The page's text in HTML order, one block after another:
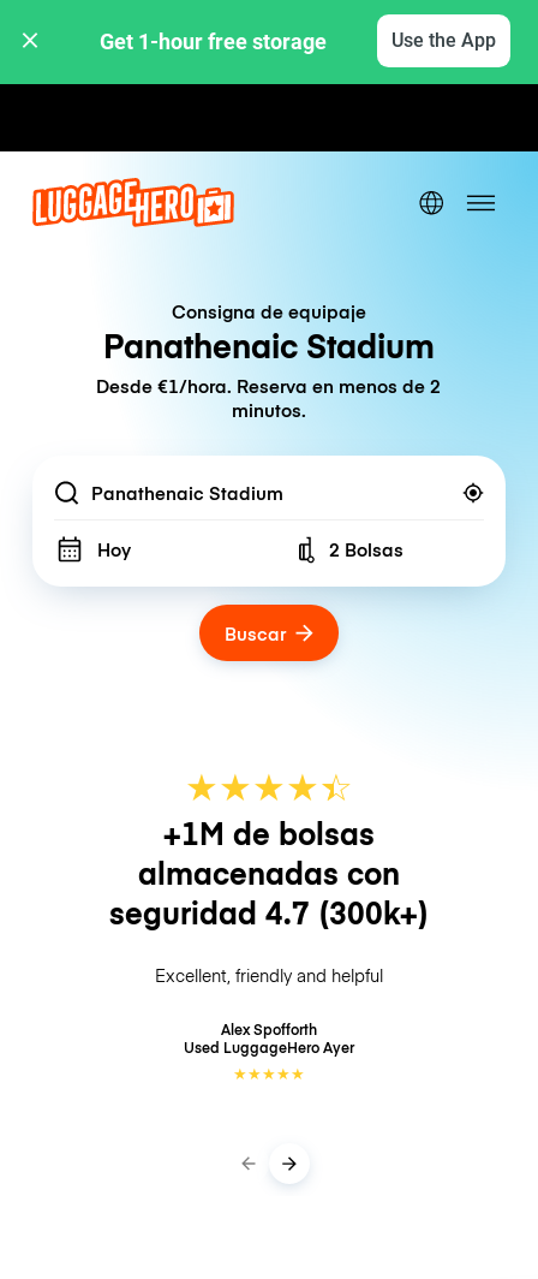
Get 1-hour free storage Use the App
Consigna de equipaje
Panathenaic Stadium
Desde €1/hora. Reserva en menos de 2
minutos.
Location
Hoy Number of bags
2 Bolsas
Buscar
★★★★☆
★
+1M de bolsas
almacenadas con
seguridad 4.7 (300k+)
Excellent, friendly and helpful
Alex Spofforth
Used LuggageHeroAyer
★★★★★